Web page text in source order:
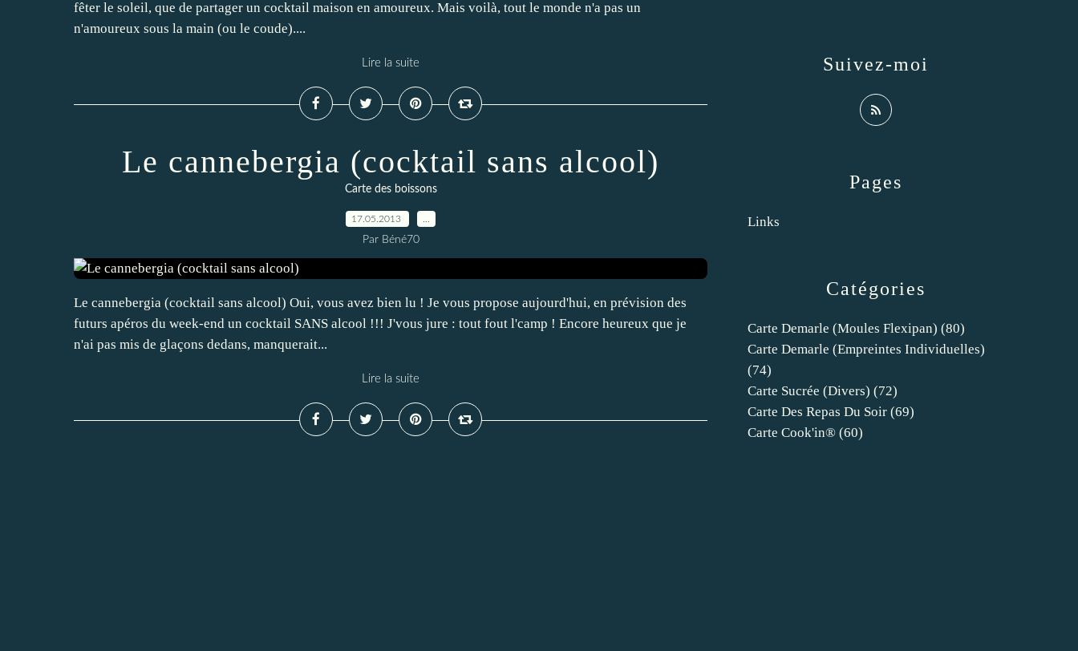
fêter le soleil, que de partager un cocktail maison en amoureux. Mais voilà, tout le monde n'a pas un
n'amoureux sous la main (ou le coude)....
Lire la suite
Le cannebergia (cocktail sans alcool)
Carte des boissons
17.05.2013
Par Béné70
Le cannebergia (cocktail sans alcool) Oui, vous avez bien lu ! Je vous propose aujourd'hui, en prévision des
futurs apéros du week-end un cocktail SANS alcool !!! J'vous jure : tout fout l'camp ! Encore heureux que je
n'ai pas mis de glaçons dedans, manquerait...
Lire la suite
Catégories
Carte Demarle (moules Flexipan) (80)
Carte Demarle (empreintes Individuelles)
(74)
Carte Sucrée (divers) (72)
Carte Des Repas Du Soir (69)
Carte Cook'in® (60)
Pages
Links
Suivez-moi